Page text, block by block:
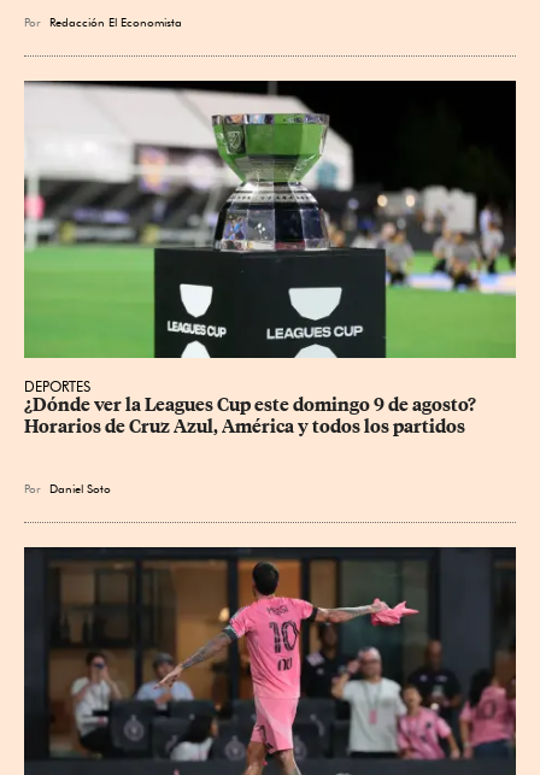
Por Redacción El Economista
DEPORTES
¿Dónde ver la Leagues Cup este domingo 9 de agosto?
Horarios de Cruz Azul, América y todos los partidos
Por Daniel Soto